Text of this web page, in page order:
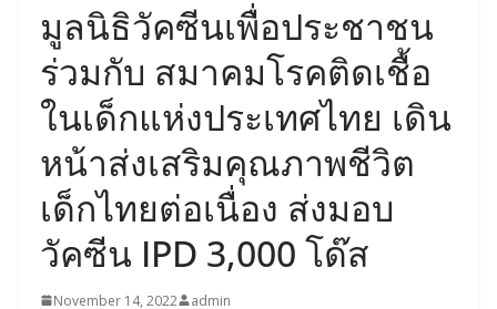
มูลนิธิวัคซีนเพื่อประชาชน
ร่วมกับ สมาคมโรคติดเชื้อ
ในเด็กแห่งประเทศไทย เดิน
หน้าส่งเสริมคุณภาพชีวิต
เด็กไทยต่อเนื่อง ส่งมอบ
วัคซีน IPD 3,000 โด๊ส
November 14, 2022 admin